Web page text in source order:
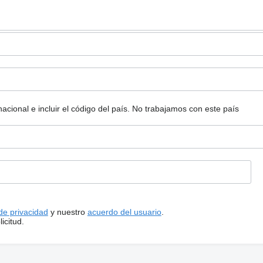
e incluir el código del país. No trabajamos con este país
privacidad y nuestro acuerdo del usuario.